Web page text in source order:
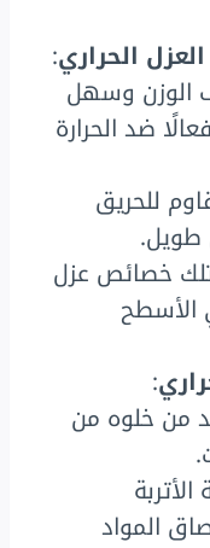
الحراري:
الوزن وسهل
ضد الحرارة
للحريق
طويل.
خصائص عزل
الأسطح
:
من خلوه من
الأتربة
المواد